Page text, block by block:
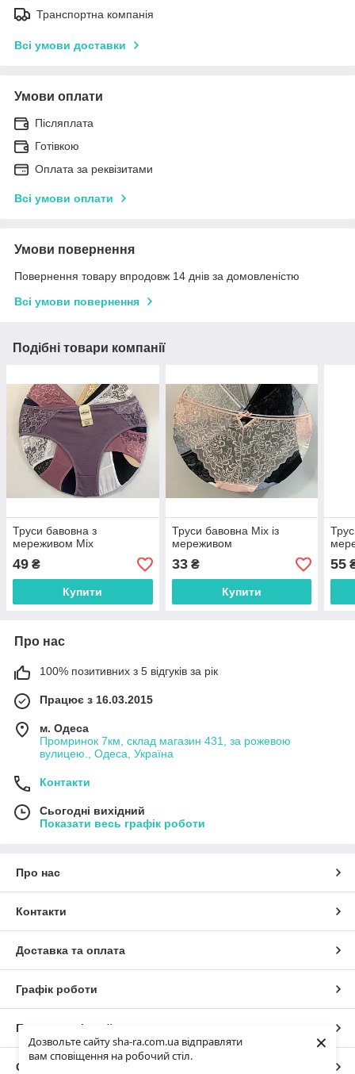
Дозвольте сайту sha-ra.com.ua відправляти
вам сповіщення на робочий стіл.
×
Транспортна компанія
Всі умови доставки
Умови оплати
Післяплата
Готівкою
Оплата за реквізитами
Всі умови оплати
Умови повернення
Повернення товару впродовж 14 днів за домовленістю
Всі умови повернення
Подібні товари компанії
Труси бавовна з
мереживом Міх
49 ₴
Купити
Труси бавовна Міх із
мереживом
33₴
Купити
55
Про нас
100% позитивних з 5 відгуків за рік
Працює з 16.03.2015
м. Одеса
Промринок 7км, склад магазин 431, за рожевою
вулицею., Одеса, Україна
Контакти
Сьогодні вихідний
Показати весь графік роботи
Про нас
Контакти
Доставка та оплата
Графік роботи
Повна версія сайту
Сайт створено на маркетплейсі